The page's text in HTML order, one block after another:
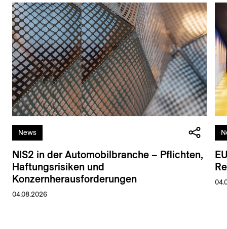
News
NIS2 in der Automobilbranche – Pflichten,
Haftungsrisiken und
Konzernherausforderungen
04.08.2026